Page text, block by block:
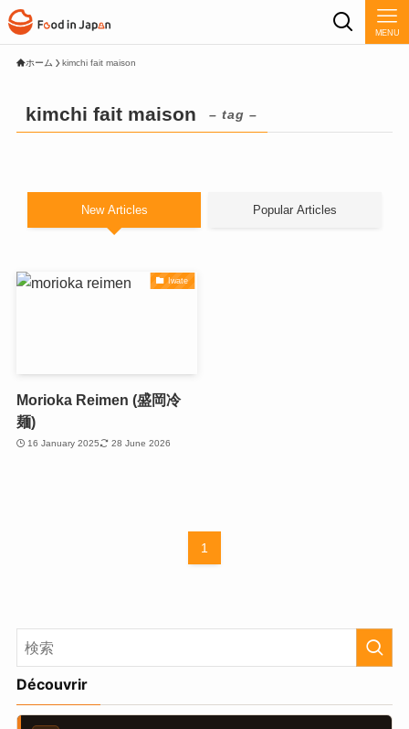
MENU
ホーム kimchi fait maison
kimchi fait maison – tag –
New Articles Popular Articles
Iwate
Morioka Reimen (盛岡冷
麺)
16 January 2025 28 June 2026
1
Découvrir